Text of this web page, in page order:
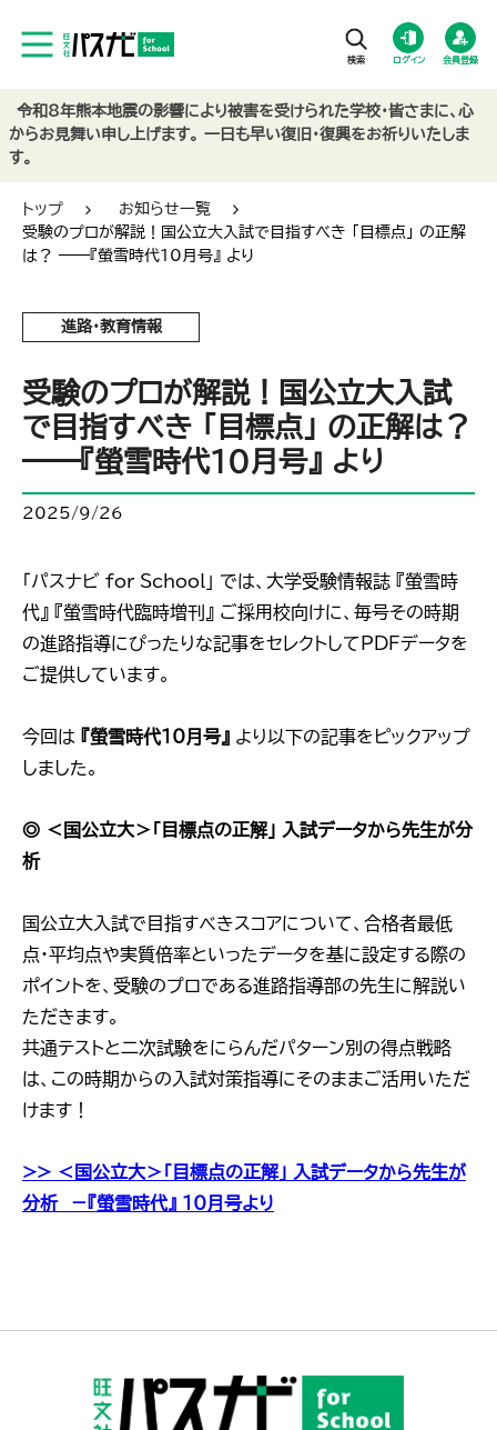
ログイン 会員登録
トップ
お知らせ一覧
受験のプロが解説！国公立大入試で目指すべき 「目標点」 の正解
は？ ――『螢雪時代10月号』 より
進路・教育情報
受験のプロが解説！国公立大入試
で目指すべき 「目標点」 の正解は？
――『螢雪時代10月号』 より
2025/9/26
「パスナビ for School」 では、大学受験情報誌 『螢雪時
代』 『螢雪時代臨時増刊』 ご採用校向けに、毎号その時期
の進路指導にぴったりな記事をセレクトしてPDFデータを
ご提供しています。
今回は 『螢雪時代10月号』 より以下の記事をピックアップ
しました。
◎ ＜国公立大＞「目標点の正解」 入試データから先生が分
析
国公立大入試で目指すべきスコアについて、合格者最低
点・平均点や実質倍率といったデータを基に設定する際の
ポイントを、受験のプロである進路指導部の先生に解説い
ただきます。
共通テストと二次試験をにらんだパターン別の得点戦略
は、この時期からの入試対策指導にそのままご活用いただ
けます！
>> ＜国公立大＞「目標点の正解」 入試データから先生が
分析 －『螢雪時代』 10月号より
令和8年熊本地震の影響により被害を受けられた学校・皆さまに、心
からお見舞い申し上げます。 一日も早い復旧・復興をお祈りいたしま
す。